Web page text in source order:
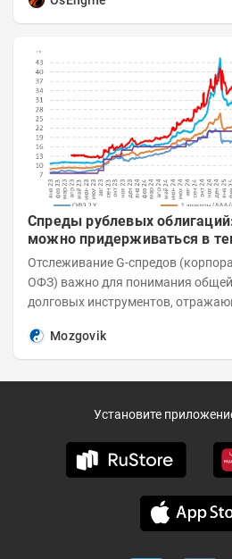
Спреды рублевых
можно придерживаться в
Отслеживание G-спредов
ОФЗ) важно для понимания общей
долговых инструментов,
Mozgovik
Установите